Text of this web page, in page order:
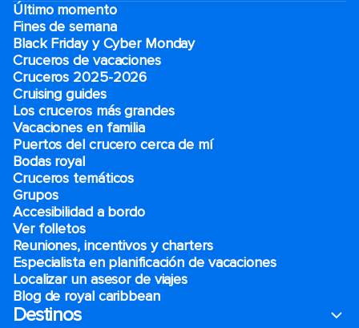
Último momento
Fines de semana
Black Friday y Cyber Monday
Cruceros de vacaciones
Cruceros 2025-2026
Cruising guides
Los cruceros más grandes
Vacaciones en familia
Puertos del crucero cerca de mí
Bodas royal
Cruceros temáticos
Grupos
Accesibilidad a bordo
Ver folletos
Reuniones, incentivos y charters​
Especialista en planificación de vacaciones
Localizar un asesor de viajes
Blog de royal caribbean
Destinos